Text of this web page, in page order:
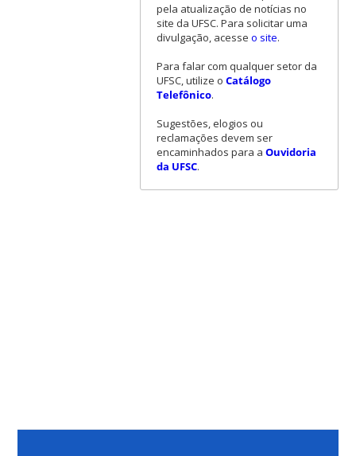
pela atualização de notícias no
site da UFSC. Para solicitar uma
divulgação, acesse o site.
Para falar com qualquer setor da
UFSC, utilize o Catálogo
Telefônico.
Sugestões, elogios ou
reclamações devem ser
encaminhados para a Ouvidoria
da UFSC.